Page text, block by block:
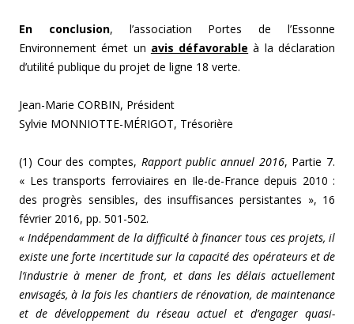
En conclusion, l’association Portes de l’Essonne
Environnement émet un avis défavorable à la déclaration
d’utilité publique du projet de ligne 18 verte.
Jean-Marie CORBIN, Président
Sylvie MONNIOTTE-MÉRIGOT, Trésorière
(1) Cour des comptes, Rapport public annuel 2016, Partie 7.
« Les transports ferroviaires en Ile-de-France depuis 2010 :
des progrès sensibles, des insuffisances persistantes », 16
février 2016, pp. 501-502.
« Indépendamment de la difficulté à financer tous ces projets, il
existe une forte incertitude sur la capacité des opérateurs et de
l’industrie à mener de front, et dans les délais actuellement
envisagés, à la fois les chantiers de rénovation, de maintenance
et de développement du réseau actuel et d’engager quasi-